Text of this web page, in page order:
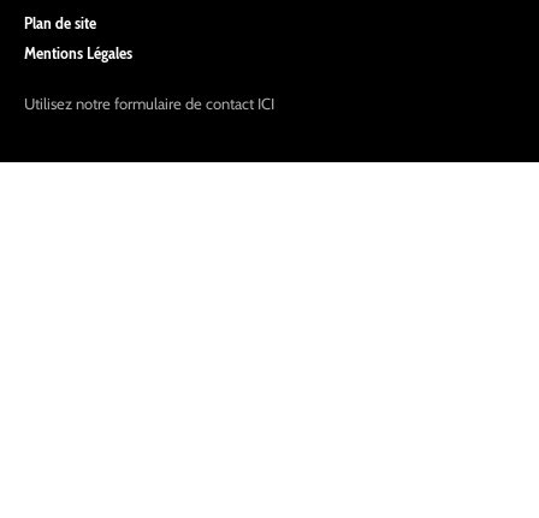
Plan de site
Mentions Légales
Utilisez notre formulaire de contact ICI